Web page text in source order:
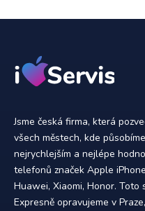
Jsme česká firma, která
všech městech, kde
nejrychlejším a nejlépe
telefonů značek Apple
Huawei, Xiaomi, Honor. Toto
Expresně opravujeme v